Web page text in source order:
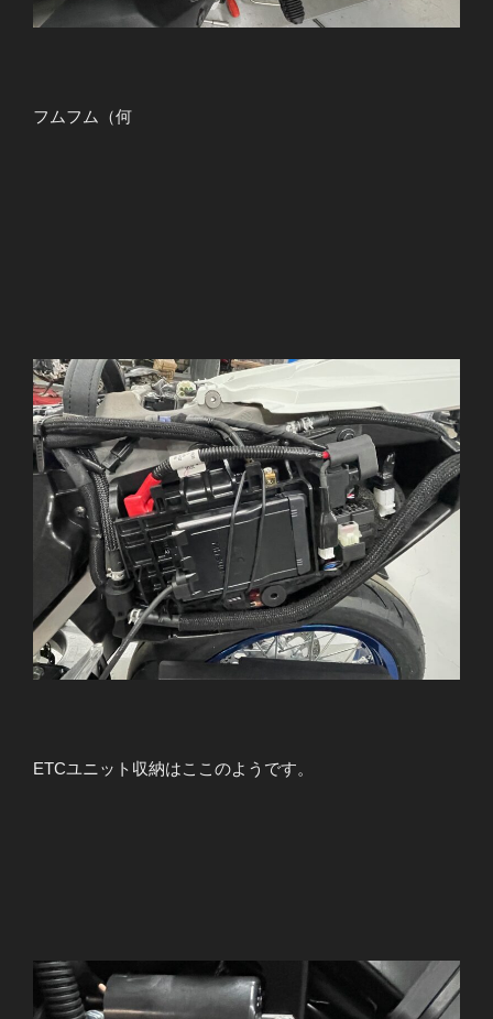
フムフム（何
ETCユニット収納はここのようです。